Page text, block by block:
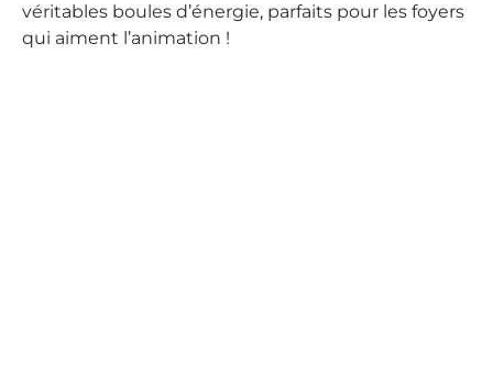
véritables boules d’énergie, parfaits pour les foyers
qui aiment l’animation !